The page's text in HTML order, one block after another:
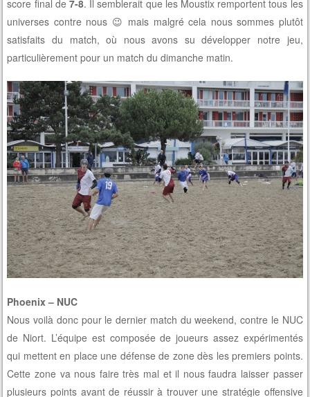
score final de7-8. Il semblerait que les Moustix remportent tous les
universes contre nous 😉 mais malgré cela nous sommes plutôt
satisfaits du match, où nous avons su développer notre jeu,
particulièrement pour un match du dimanche matin.
Phoenix – NUC
Nous voilà donc pour le dernier match du weekend, contre le NUC
de Niort. L’équipe est composée de joueurs assez expérimentés
qui mettent en place une défense de zone dès les premiers points.
Cette zone va nous faire très mal et il nous faudra laisser passer
plusieurs points avant de réussir à trouver une stratégie offensive